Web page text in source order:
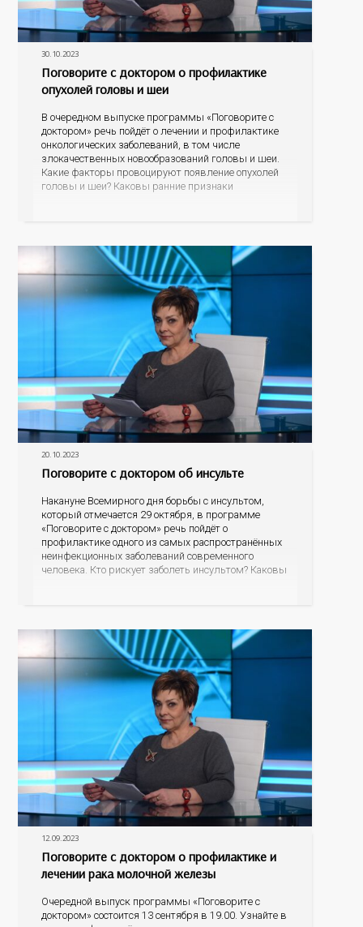
30.10.2023
Поговорите с доктором о профилактике
опухолей головы и шеи
В очередном выпуске программы «Поговорите с
доктором» речь пойдёт о лечении и профилактике
онкологических заболеваний, в том числе
злокачественных новообразований головы и шеи.
Какие факторы провоцируют появление опухолей
головы и шеи? Каковы ранние признаки
20.10.2023
Поговорите с доктором об инсульте
Накануне Всемирного дня борьбы с инсультом,
который отмечается 29 октября, в программе
«Поговорите с доктором» речь пойдёт о
профилактике одного из самых распространённых
неинфекционных заболеваний современного
человека. Кто рискует заболеть инсультом? Каковы
12.09.2023
Поговорите с доктором о профилактике и
лечении рака молочной железы
Очередной выпуск программы «Поговорите с
доктором» состоится 13 сентября в 19.00. Узнайте в